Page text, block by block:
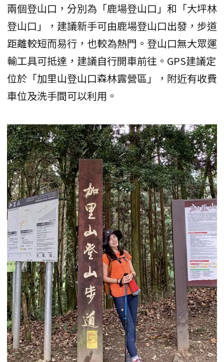
兩個登山口，分別為「鹿場登山口」和「大坪林
登山口」，建議新手可由鹿場登山口出發，步道
距離較短而易行，也較為熱門。登山口無大眾運
輸工具可抵達，建議自行開車前往。GPS建議定
位於「加里山登山口森林露營區」，附近有收費
車位及洗手間可以利用。